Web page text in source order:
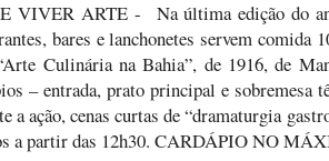
VIVER ARTE - Na última edição do
bares e lanchonetes servem comida
Culinária na Bahia”, de 1916, de
– entrada, prato principal e sobremesa
a ação, cenas curtas de “dramaturgia
a partir das 12h30. CARDÁPIO NO